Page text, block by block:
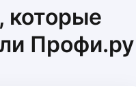
которые
Профи.ру